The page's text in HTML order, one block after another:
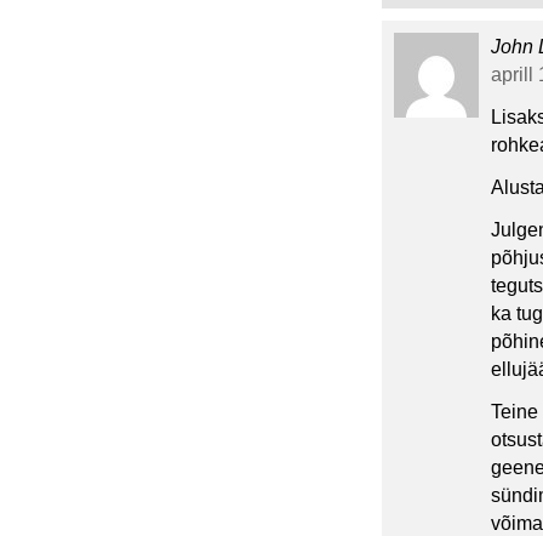
John
aprill
ka